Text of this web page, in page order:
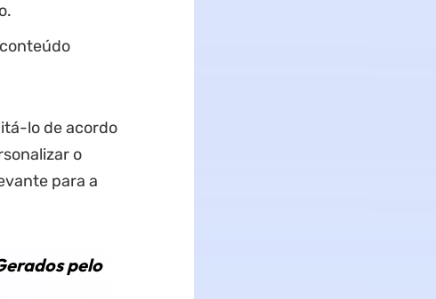
lo de acordo
o
para a
pelo